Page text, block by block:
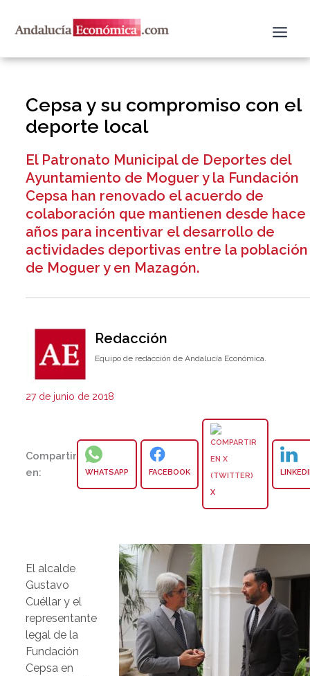
Cepsa y su compromiso con el
deporte local
El Patronato Municipal de Deportes del
Ayuntamiento de Moguer y la Fundación
Cepsa han renovado el acuerdo de
colaboración que mantienen desde hace
años para incentivar el desarrollo de
actividades deportivas entre la población
de Moguer y en Mazagón.
Redacción
Equipo de redacción de Andalucía Económica.
27 de junio de 2018
Compartir
en:
WHATSAPP FACEBOOK
X
El alcalde
Gustavo
Cuéllar y el
representante
legal de la
Fundación
Cepsa en